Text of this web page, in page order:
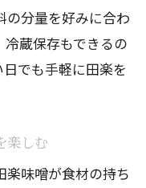
の分量を好みに合わ
蔵保存もできるの
でも手軽に田楽を
楽しむ
楽味噌が食材の持ち